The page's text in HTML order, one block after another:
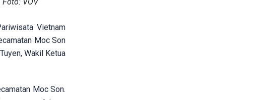
Vietnam
Moc Son
Wakil Ketua
Moc Son.